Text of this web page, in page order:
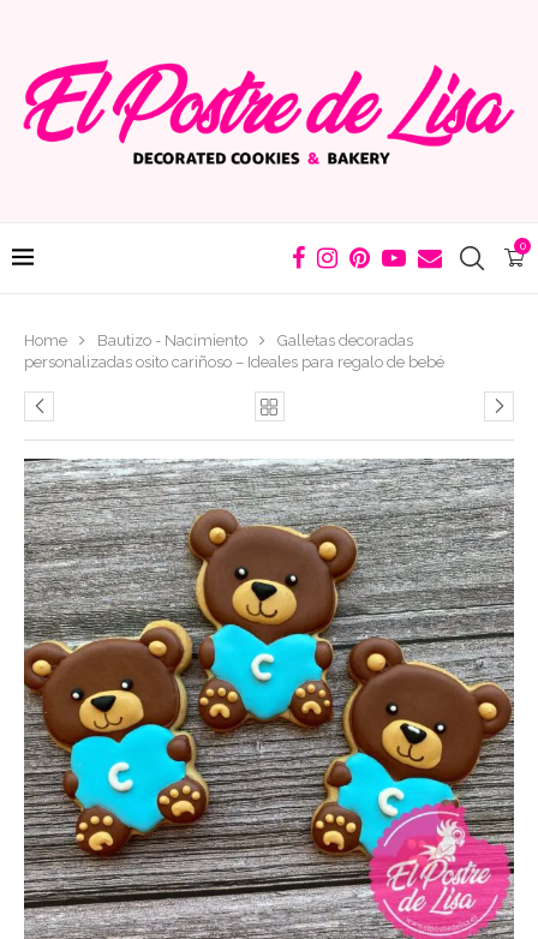
0
Home Bautizo - Nacimiento
Galletas decoradas
personalizadas osito cariñoso – Ideales para regalo de bebé